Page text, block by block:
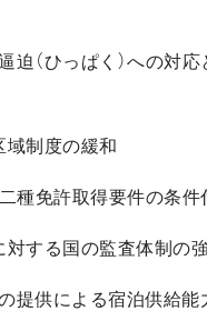
（ひっぱく）への対
域制度の緩和
二種免許取得要件の条
対する国の監査体制の
提供による宿泊供給能